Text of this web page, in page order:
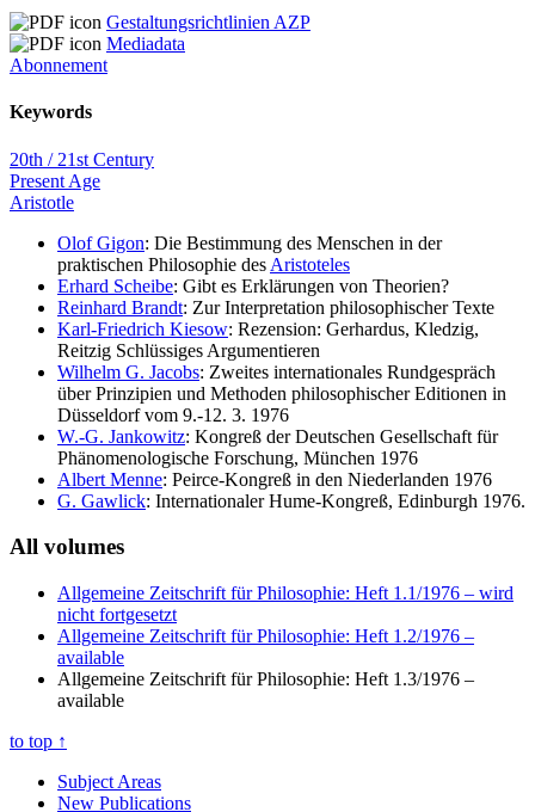
Gestaltungsrichtlinien AZP
Mediadata
Abonnement
Keywords
20th / 21st Century
Present Age
Aristotle
Olof Gigon: Die Bestimmung des Menschen in der
praktischen Philosophie des Aristoteles
Erhard Scheibe: Gibt es Erklärungen von Theorien?
Reinhard Brandt: Zur Interpretation philosophischer Texte
Karl-Friedrich Kiesow: Rezension: Gerhardus, Kledzig,
Reitzig Schlüssiges Argumentieren
Wilhelm G. Jacobs: Zweites internationales Rundgespräch
über Prinzipien und Methoden philosophischer Editionen in
Düsseldorf vom 9.-12. 3. 1976
W.-G. Jankowitz: Kongreß der Deutschen Gesellschaft für
Phänomenologische Forschung, München 1976
Albert Menne: Peirce-Kongreß in den Niederlanden 1976
G. Gawlick: Internationaler Hume-Kongreß, Edinburgh 1976.
All volumes
Allgemeine Zeitschrift für Philosophie: Heft 1.1/1976 – wird
nicht fortgesetzt
Allgemeine Zeitschrift für Philosophie: Heft 1.2/1976 –
available
Allgemeine Zeitschrift für Philosophie: Heft 1.3/1976 –
available
to top ↑
Subject Areas
New Publications